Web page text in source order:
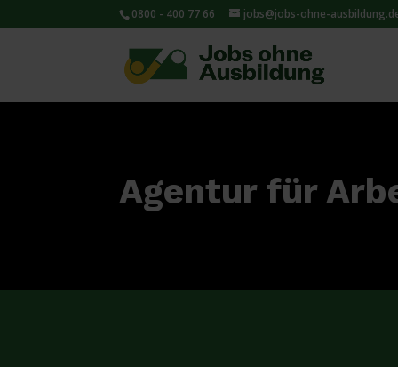
0800 - 400 77 66 jobs@jobs-ohne-
Agentur für